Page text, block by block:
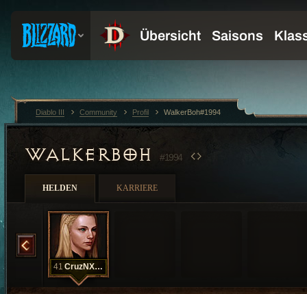
WALKERBOH #1994
HELDEN KARRIERE
41 CruzNXXXVII
Diablo III Community Profil WalkerBoh#1994